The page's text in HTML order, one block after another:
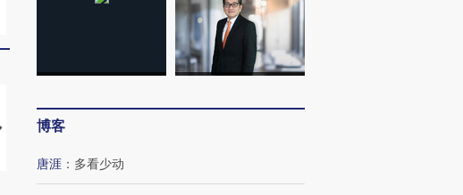
粒摇头丸 尿检体内含3种
度Z世代 用街头抗争将教
育部长拱下台
【推广】走进第四届链博
博客
唐涯 ： 多看少动